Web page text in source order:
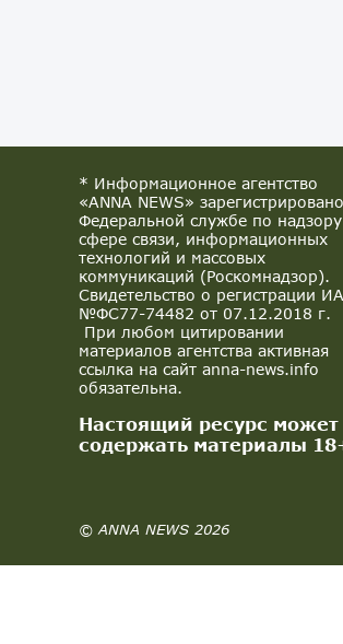
* Информационное агентство
«ANNA NEWS»
Федеральной службе по
сфере связи, информационных
технологий и массовых
коммуникаций (Роскомнадзор).
Свидетельство о регистрации ИА
№ФС77-74482 от 07.12.2018 г.
При любом цитировании
материалов агентства активная
ссылка на сайт anna-news.info
обязательна.
Настоящий ресурс может
содержать материалы
© ANNA NEWS 2026